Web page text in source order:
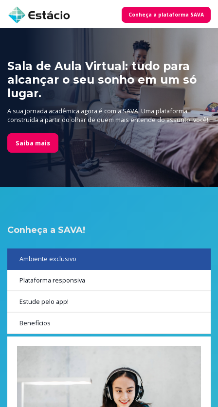
Conheça a plataforma SAVA
Sala de Aula Virtual: tudo para
alcançar o seu sonho em um só
lugar.
A sua jornada acadêmica agora é com a SAVA. Uma plataforma
construída a partir do olhar de quem mais entende do assunto: você!
Saiba mais
Conheça a SAVA!
Ambiente exclusivo
Plataforma responsiva
Estude pelo app!
Benefícios